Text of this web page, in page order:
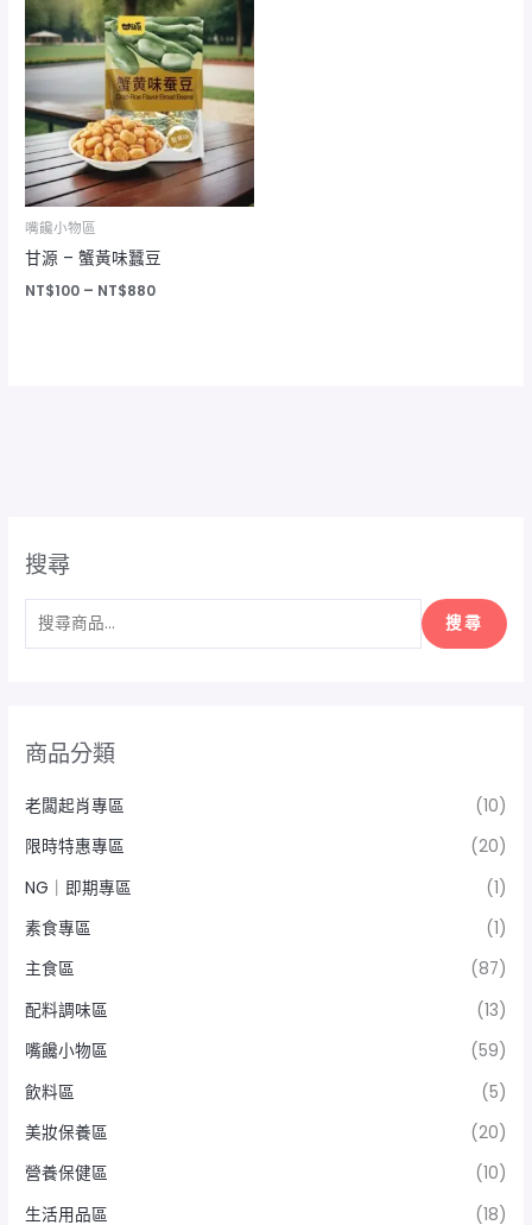
嘴饞小物區
甘源 – 蟹黃味蠶豆
NT$100 – NT$880
範
圍：
NT$100
到
NT$880
搜尋
搜尋
商品分類
老闆起肖專區
(10)
限時特惠專區
(20)
NG｜即期專區
(1)
素食專區
(1)
主食區
(87)
配料調味區
(13)
嘴饞小物區
(59)
飲料區
(5)
美妝保養區
(20)
營養保健區
(10)
生活用品區
(18)